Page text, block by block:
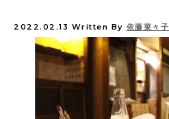
2022.02.13 Written By 依藤菜々子